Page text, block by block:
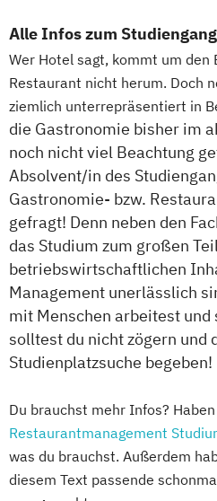
Alle Infos zum Studiengang
Wer Hotel sagt, kommt um den
Restaurant nicht herum. Doch
ziemlich unterrepräsentiert in
die Gastronomie bisher im
noch nicht viel Beachtung
Absolvent/in des
Gastronomie- bzw.
gefragt! Denn neben den
das Studium zum großen
betriebswirtschaftlichen
Management unerlässlich
mit Menschen arbeitest
solltest du nicht zögern und
Studienplatzsuche begeben!
Du brauchst mehr Infos?
Restaurantmanagement
was du brauchst. Außerdem
diesem Text passende